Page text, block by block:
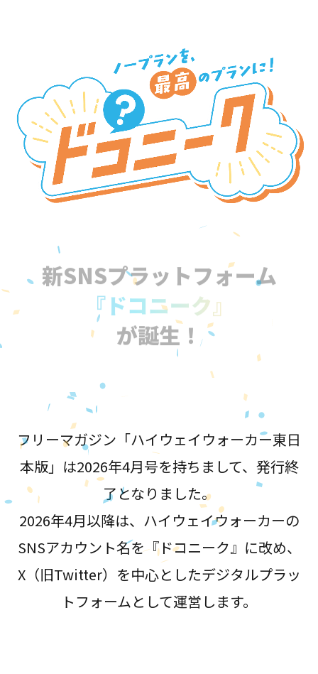
新SNSプラットフォーム
『ドコニーク』
が誕生！
フリーマガジン「ハイウェイウォーカー東日
本版」は2026年4月号を持ちまして、発行終
了となりました。
2026年4月以降は、ハイウェイウォーカーの
SNSアカウント名を『ドコニーク』に改め、
X（旧Twitter）を中心としたデジタルプラッ
トフォームとして運営します。